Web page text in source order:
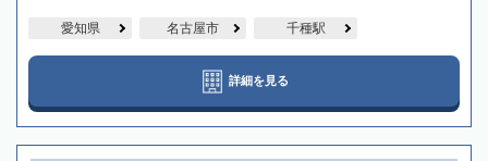
愛知県 名古屋市 千種駅
詳細を見る